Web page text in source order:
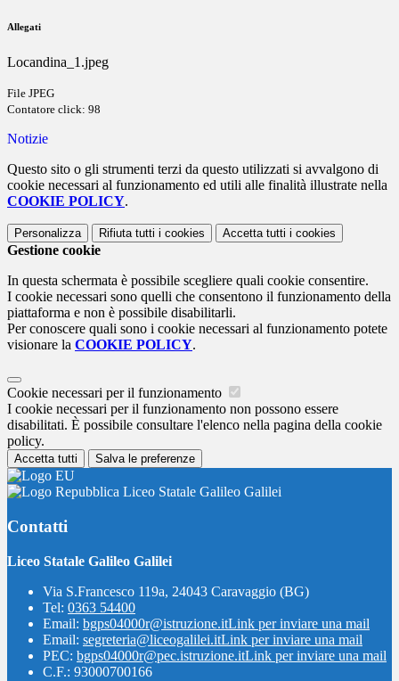
Allegati
Locandina_1.jpeg
File JPEG
Contatore click: 98
Notizie
Questo sito o gli strumenti terzi da questo utilizzati si avvalgono di
cookie necessari al funzionamento ed utili alle finalità illustrate nella
COOKIE POLICY.
Personalizza Rifiuta tutti i cookies Accetta tutti i cookies
Gestione cookie
In questa schermata è possibile scegliere quali cookie consentire.
I cookie necessari sono quelli che consentono il funzionamento della
piattaforma e non è possibile disabilitarli.
Per conoscere quali sono i cookie necessari al funzionamento potete
visionare la COOKIE POLICY.
Cookie necessari per il funzionamento
I cookie necessari per il funzionamento non possono essere
disabilitati. È possibile consultare l'elenco nella pagina della cookie
policy.
Accetta tutti Salva le preferenze
Liceo Statale Galileo Galilei
Contatti
Liceo Statale Galileo Galilei
Via S.Francesco 119a, 24043 Caravaggio (BG)
Tel: 0363 54400
Email: bgps04000r@istruzione.itLink per inviare una mail
Email: segreteria@liceogalilei.itLink per inviare una mail
PEC: bgps04000r@pec.istruzione.itLink per inviare una mail
C.F.: 93000700166